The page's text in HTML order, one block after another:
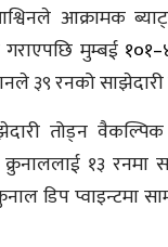
आक्रामक
मुम्बई
३९ रनको
तोड्न
१३
डिप प्वाइन्टमा